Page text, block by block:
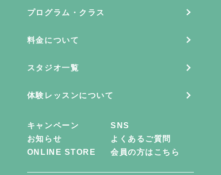
プログラム・クラス
料金について
スタジオ一覧
体験レッスンについて
キャンペーン
SNS
お知らせ
よくあるご質問
ONLINE STORE
会員の方はこちら